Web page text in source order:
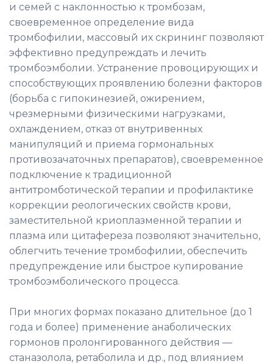
и семей с наклонностью к тромбозам,
своевременное определение вида
тромбофилии, массовый их скрининг позволяют
эффективно предупреждать и лечить
тромбоэмболии. Устранение провоцирующих и
способствующих проявлению болезни факторов
(борьба с гипокинезией, ожирением,
чрезмерными физическими нагрузками,
охлаждением, отказ от внутривенных
манипуляций и приема гормональных
противозачаточных препаратов), своевременное
подключение к традиционной
антитромботической терапии и профилактике
коррекции реологических свойств крови,
заместительной криоплазменной терапии и
плазма или цитафереза позволяют значительно,
облегчить течение тромбофилии, обеспечить
предупреждение или быстрое купирование
тромбоэмболического процесса.
При многих формах показано длительное (до 1
года и более) применение анаболических
гормонов пролонгированного действия —
станазолола, ретаболила и др., под влиянием